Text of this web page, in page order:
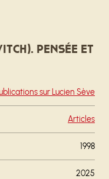
Pensée et
sur Lucien Sève
Articles
1998
2025